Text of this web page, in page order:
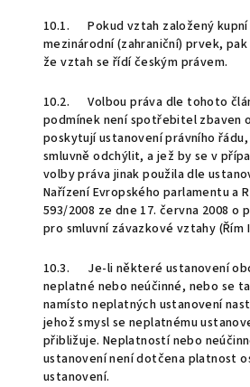
10.1. Pokud vztah založený kupní
mezinárodní (zahraniční) prvek,
že vztah se řídí českým právem.
10.2. Volbou práva dle tohoto
podmínek není spotřebitel zbaven
poskytují ustanovení právního
smluvně odchýlit, a jež by se v
volby práva jinak použila dle
Nařízení Evropského parlamentu a
593/2008 ze dne 17. června 2008 o
pro smluvní závazkové vztahy (Řím
10.3. Je-li některé ustanovení
neplatné nebo neúčinné, nebo se
namísto neplatných ustanovení
jehož smysl se neplatnému
přibližuje. Neplatností nebo
ustanovení není dotčena platnost
ustanovení.